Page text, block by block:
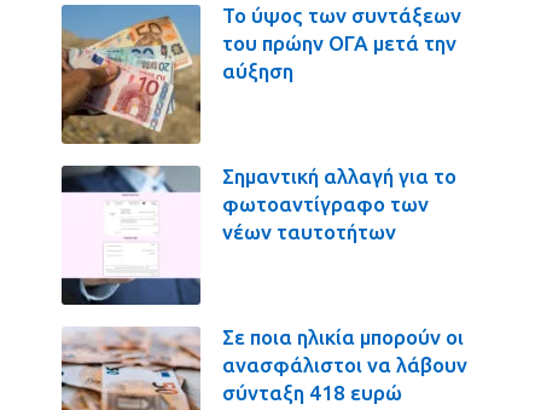
Το ύψος των συντάξεων
του πρώην ΟΓΑ μετά την
αύξηση
Σημαντική αλλαγή για το
φωτοαντίγραφο των
νέων ταυτοτήτων
Σε ποια ηλικία μπορούν οι
ανασφάλιστοι να λάβουν
σύνταξη 418 ευρώ